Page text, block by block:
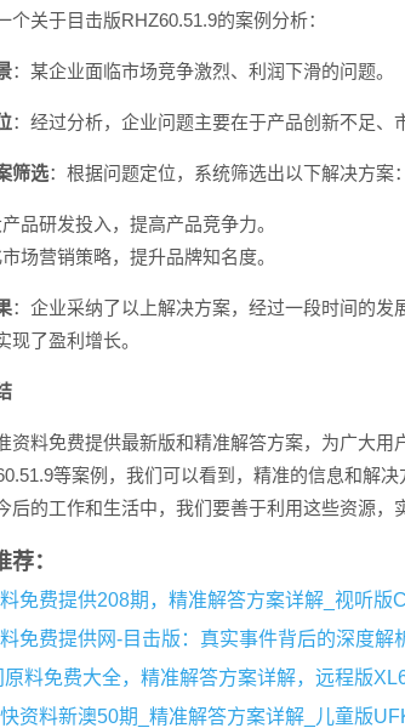
关于目击版RHZ60.51.9的案例分析：
：某企业面临市场竞争激烈、利润下滑的问题。
：经过分析，企业问题主要在于产品创新不足、
筛选：根据问题定位，系统筛选出以下解决方案：
品研发投入，提高产品竞争力。
场营销策略，提升品牌知名度。
：企业采纳了以上解决方案，经过一段时间的发
现了盈利增长。
料免费提供最新版和精准解答方案，为广大用
等案例，我们可以看到，精准的信息和解
后的工作和生活中，我们要善于利用这些资源，
：
免费提供208期，精准解答方案详解_视听版
免费提供网-目击版：真实事件背后的深度解
原料免费大全，精准解答方案详解，远程版
资料新澳50期_精准解答方案详解_儿童版